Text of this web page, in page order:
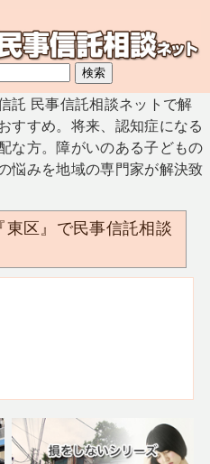
託 民事信託相談ネットで解
すすめ。将来、認知症になる
な方。障がいのある子どもの
悩みを地域の専門家が解決致
区』で民事信託相談